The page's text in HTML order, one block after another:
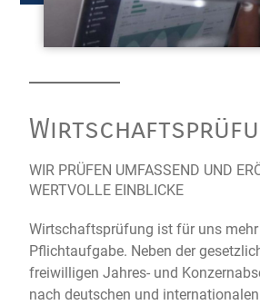
WIR PRÜFEN UMFASSEND UND
WERTVOLLE EINBLICKE
Wirtschaftsprüfung ist für uns
Pflichtaufgabe. Neben der
freiwilligen Jahres- und
nach deutschen und